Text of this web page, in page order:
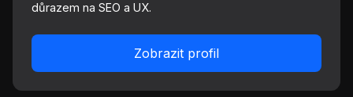
důrazem na SEO a UX.
Zobrazit profil